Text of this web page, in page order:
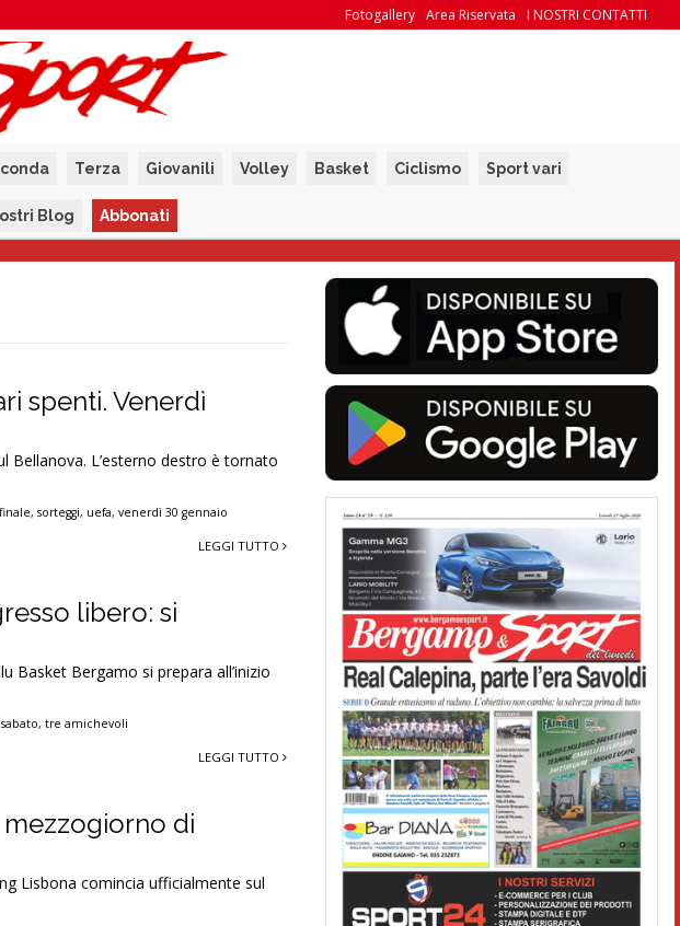
I NOSTRI CONTATTI
Area Riservata
Fotogallery
Terza Giovanili Volley Basket Ciclismo Sport vari
Blog Abbonati
spenti. Venerdì
Bellanova. L’esterno destro è tornato
,sorteggi, uefa,venerdì 30 gennaio
LEGGI TUTTO
libero: si
Basket Bergamo si prepara all’inizio
sabato,tre amichevoli
LEGGI TUTTO
mezzogiorno di
Lisbona comincia ufficialmente sul